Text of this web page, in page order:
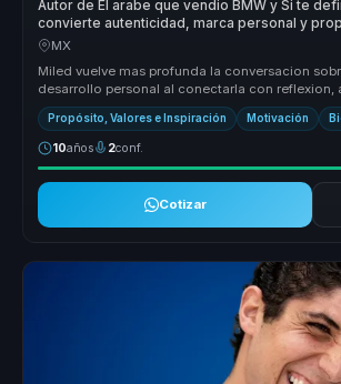
Autor de El arabe que vendio BMW y Si te
convierte autenticidad, marca personal y
para equipos.
MX
Miled vuelve mas profunda la conversacion
desarrollo personal al conectarla con
y vincul...
Propósito, Valores e Inspiración Motivación
10años 2conf.
Cotizar